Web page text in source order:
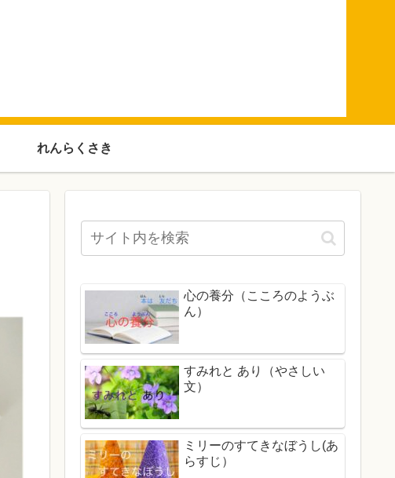
れんらくさき
心の養分（こころのようぶ
ん）
すみれと あり（やさしい
文）
ミリーのすてきなぼうし(あ
らすじ）